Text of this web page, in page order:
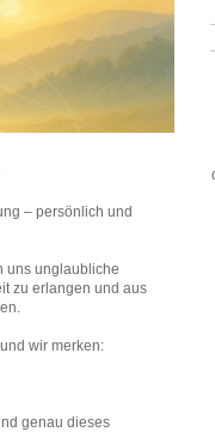
– persönlich und
uns unglaubliche
zu erlangen und aus
wir merken:
genau dieses